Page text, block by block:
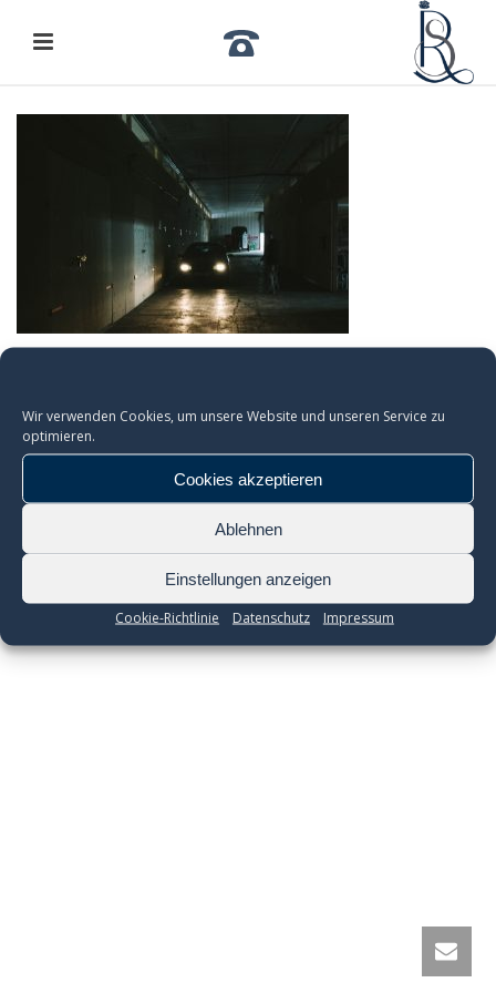
Wir verwenden Cookies, um unsere Website und unseren Service zu
optimieren.
Cookies akzeptieren
Ablehnen
Einstellungen anzeigen
Cookie-Richtlinie Datenschutz Impressum